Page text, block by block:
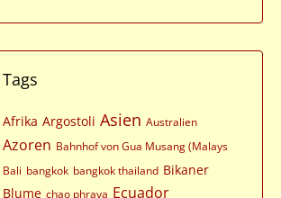
Tags
Afrika Argostoli Asien Australien
Azoren Bahnhof von Gua Musang (Malays
Bali bangkok bangkok thailand Bikaner
Blume chao phraya Ecuador